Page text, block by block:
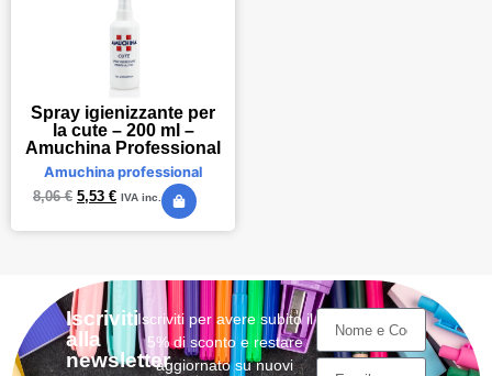
Spray igienizzante per
la cute – 200 ml –
Amuchina Professional
Amuchina professional
8,06€ 5,53 € IVA inc.
Iscriviti
alla
newsletter
Iscriviti per avere subito il
5% di sconto e restare
aggiornato su nuovi